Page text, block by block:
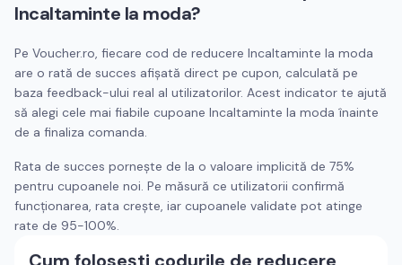
Incaltaminte la moda?
Pe Voucher.ro, fiecare cod de reducere Incaltaminte la moda
are o rată de succes afișată direct pe cupon, calculată pe
baza feedback-ului real al utilizatorilor. Acest indicator te ajută
să alegi cele mai fiabile cupoane Incaltaminte la moda înainte
de a finaliza comanda.
Rata de succes pornește de la o valoare implicită de 75%
pentru cupoanele noi. Pe măsură ce utilizatorii confirmă
funcționarea, rata crește, iar cupoanele validate pot atinge
rate de 95-100%.